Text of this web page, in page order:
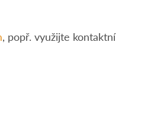
, popř. využijte kontaktní